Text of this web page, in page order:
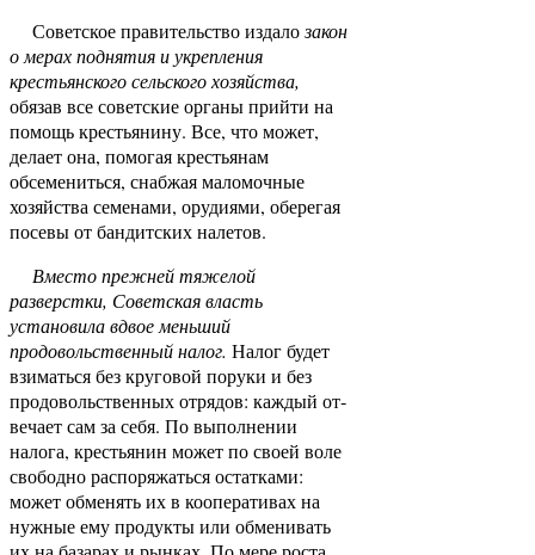
Советское правительство издалозакон
о мерах поднятия и укрепления
крестьянского сельского хо­зяйства,
обязав все советские органы прийти на
по­мощь крестьянину. Все, что может,
делает она, по­могая крестьянам
обсемениться, снабжая маломоч­ные
хозяйства семенами, орудиями, оберегая
посевы от бандитских налетов.
Вместо прежней тяжелой
разверстки, Советская власть
установила вдвое меньший
продовольствен­ный налог. Налог будет
взиматься без круговой по­руки и без
продовольственных отрядов: каждый от­
вечает сам за себя. По выполнении
налога, кресть­янин может по своей воле
свободно распоряжаться остатками:
может обменять их в кооперативах на
нужные ему продукты или обменивать